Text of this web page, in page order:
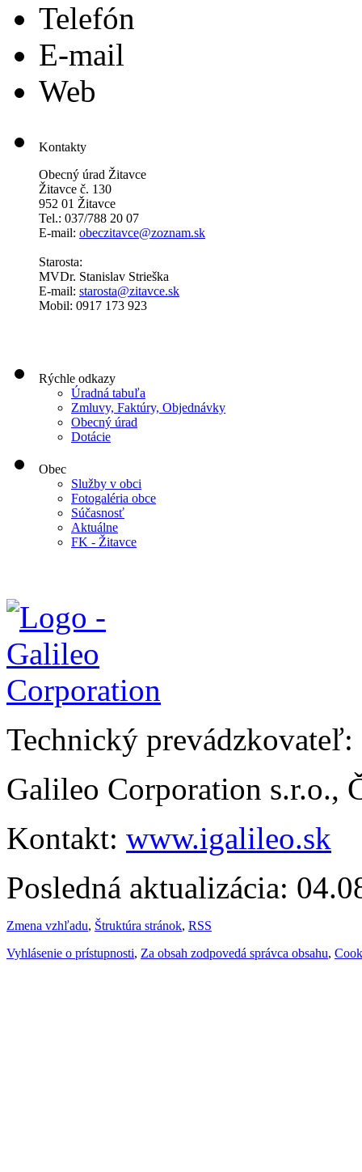
Telefón
E-mail
Web
Kontakty
Obecný úrad Žitavce
Žitavce č. 130
952 01 Žitavce
Tel.: 037/788 20 07
E-mail: obeczitavce@zoznam.sk
Starosta:
MVDr. Stanislav Strieška
E-mail: starosta@zitavce.sk
Mobil: 0917 173 923
Rýchle odkazy
Úradná tabuľa
Zmluvy, Faktúry, Objednávky
Obecný úrad
Dotácie
Obec
Služby v obci
Fotogaléria obce
Súčasnosť
Aktuálne
FK - Žitavce
Technický prevádzkovateľ:
Galileo Corporation s.r.o.,
Kontakt: www.igalileo.sk
Posledná aktualizácia:
Zmena vzhľadu, Štruktúra stránok, RSS
Vyhlásenie o prístupnosti, Za obsah zodpovedá správca obsahu,